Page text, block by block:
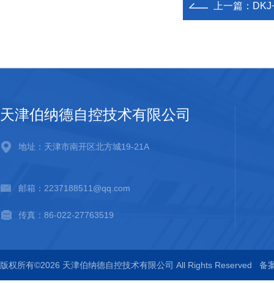
上一篇：
天津伯纳德自控技术有限公司
地址：天津市南开区北方城19-21A
邮箱：2237188511@qq.com
传真：86-022-27763519
版权所有©2026 天津伯纳德自控技术有限公司 All Rights Reserved 备